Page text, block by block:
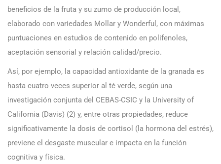
beneficios de la fruta y su zumo de producción local,
elaborado con variedades Mollar y Wonderful, con máximas
puntuaciones en estudios de contenido en polifenoles,
aceptación sensorial y relación calidad/precio.
Así, por ejemplo, la capacidad antioxidante de la granada es
hasta cuatro veces superior al té verde, según una
investigación conjunta del CEBAS-CSIC y la University of
California (Davis) (2) y, entre otras propiedades, reduce
significativamente la dosis de cortisol (la hormona del estrés),
previene el desgaste muscular e impacta en la función
cognitiva y física.